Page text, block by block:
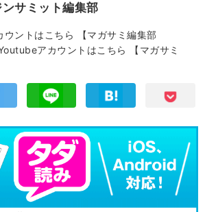
サミット編集部
ントはこちら
【マガサミ編集部
アカウントはこちら
【マガサミ